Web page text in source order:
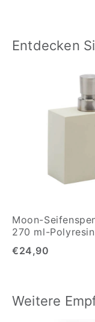
Entdecken
Moon-
270 ml-Polyresin
€24,90
Weitere